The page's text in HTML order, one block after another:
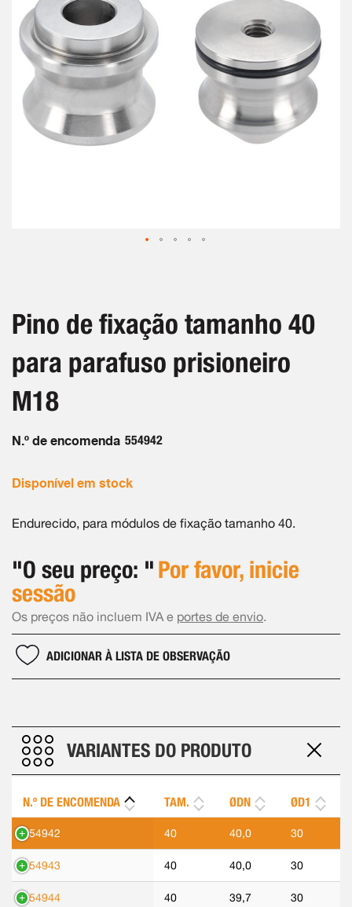
imagens
início
da
de
imagens
Pino de fixação tamanho 40
para parafuso prisioneiro
M18
N.º de encomenda 554942
Disponível em stock
Endurecido, para módulos de fixação tamanho 40.
"O seu preço: "Por favor, inicie
sessão
Os preços não incluem IVA e portes de envio.
ADICIONAR À LISTA DE OBSERVAÇÃO
VARIANTES DO PRODUTO
N.º DE ENCOMENDA TAM. ØDN ØD1
554942 40 40,0 30
554943 40 40,0 30
554944 40 39,7 30